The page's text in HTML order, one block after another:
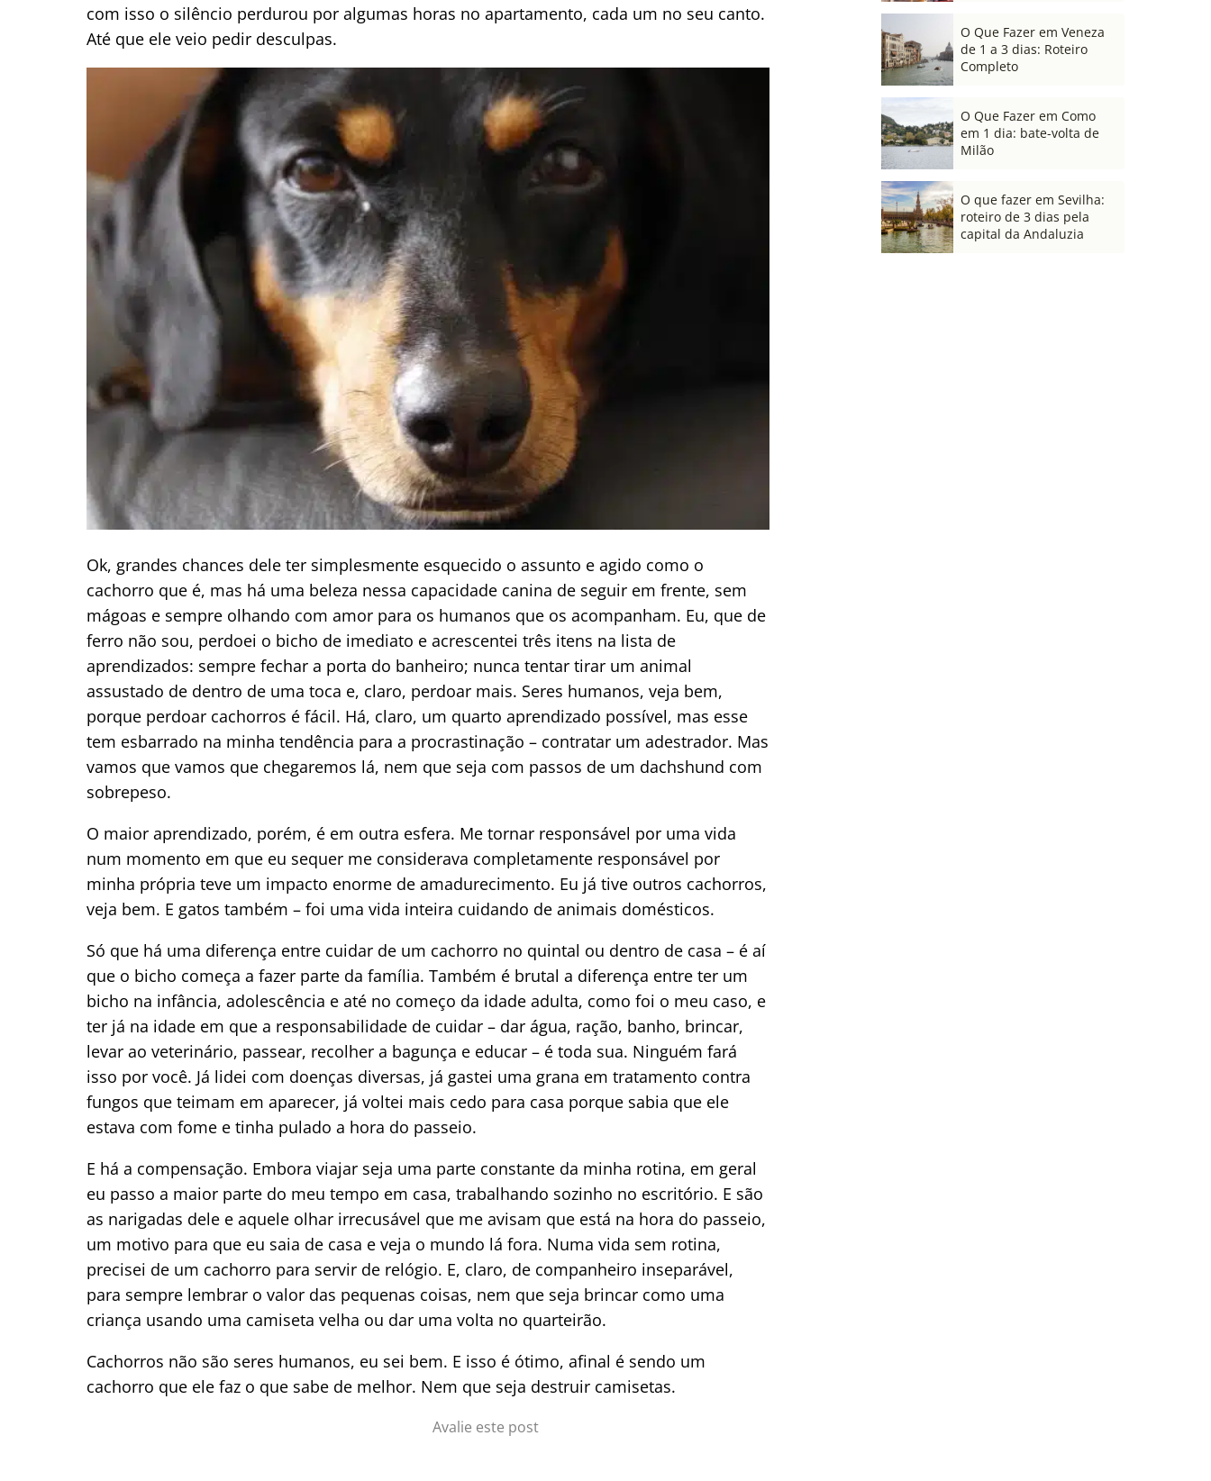
com isso o silêncio perdurou por algumas horas no apartamento, cada um no seu canto.
Até que ele veio pedir desculpas.
Ok, grandes chances dele ter simplesmente esquecido o assunto e agido como o
cachorro que é, mas há uma beleza nessa capacidade canina de seguir em frente, sem
mágoas e sempre olhando com amor para os humanos que os acompanham. Eu, que de
ferro não sou, perdoei o bicho de imediato e acrescentei três itens na lista de
aprendizados: sempre fechar a porta do banheiro; nunca tentar tirar um animal
assustado de dentro de uma toca e, claro, perdoar mais. Seres humanos, veja bem,
porque perdoar cachorros é fácil. Há, claro, um quarto aprendizado possível, mas esse
tem esbarrado na minha tendência para a procrastinação – contratar um adestrador. Mas
vamos que vamos que chegaremos lá, nem que seja com passos de um dachshund com
sobrepeso.
O maior aprendizado, porém, é em outra esfera. Me tornar responsável por uma vida
num momento em que eu sequer me considerava completamente responsável por
minha própria teve um impacto enorme de amadurecimento. Eu já tive outros cachorros,
veja bem. E gatos também – foi uma vida inteira cuidando de animais domésticos.
Só que há uma diferença entre cuidar de um cachorro no quintal ou dentro de casa – é aí
que o bicho começa a fazer parte da família. Também é brutal a diferença entre ter um
bicho na infância, adolescência e até no começo da idade adulta, como foi o meu caso, e
ter já na idade em que a responsabilidade de cuidar – dar água, ração, banho, brincar,
levar ao veterinário, passear, recolher a bagunça e educar – é toda sua. Ninguém fará
isso por você. Já lidei com doenças diversas, já gastei uma grana em tratamento contra
fungos que teimam em aparecer, já voltei mais cedo para casa porque sabia que ele
estava com fome e tinha pulado a hora do passeio.
E há a compensação. Embora viajar seja uma parte constante da minha rotina, em geral
eu passo a maior parte do meu tempo em casa, trabalhando sozinho no escritório. E são
as narigadas dele e aquele olhar irrecusável que me avisam que está na hora do passeio,
um motivo para que eu saia de casa e veja o mundo lá fora. Numa vida sem rotina,
precisei de um cachorro para servir de relógio. E, claro, de companheiro inseparável,
para sempre lembrar o valor das pequenas coisas, nem que seja brincar como uma
criança usando uma camiseta velha ou dar uma volta no quarteirão.
Cachorros não são seres humanos, eu sei bem. E isso é ótimo, afinal é sendo um
cachorro que ele faz o que sabe de melhor. Nem que seja destruir camisetas.
Avalie este post
O Que Fazer em Veneza
de 1 a 3 dias: Roteiro
Completo
O Que Fazer em Como
em 1 dia: bate-volta de
Milão
O que fazer em Sevilha:
roteiro de 3 dias pela
capital da Andaluzia